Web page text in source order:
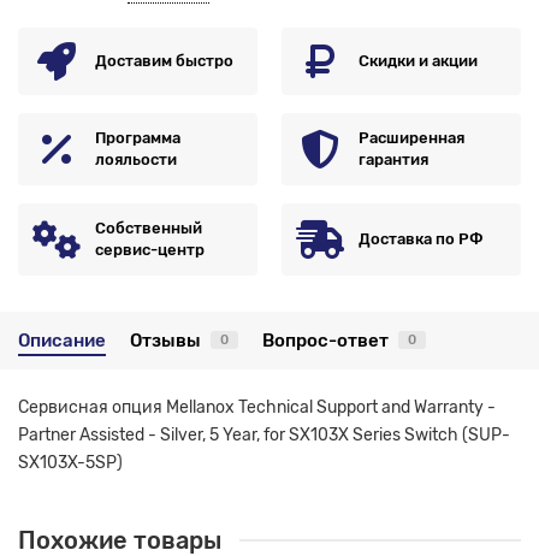
Доставим быстро Скидки и акции
Программа
лояльости
Расширенная
гарантия
Собственный
сервис-центр
Доставка по РФ
Описание Отзывы 0 Вопрос-ответ 0
Сервисная опция Mellanox Technical Support and Warranty -
Partner Assisted - Silver, 5 Year, for SX103X Series Switch (SUP-
SX103X-5SP)
Похожие товары